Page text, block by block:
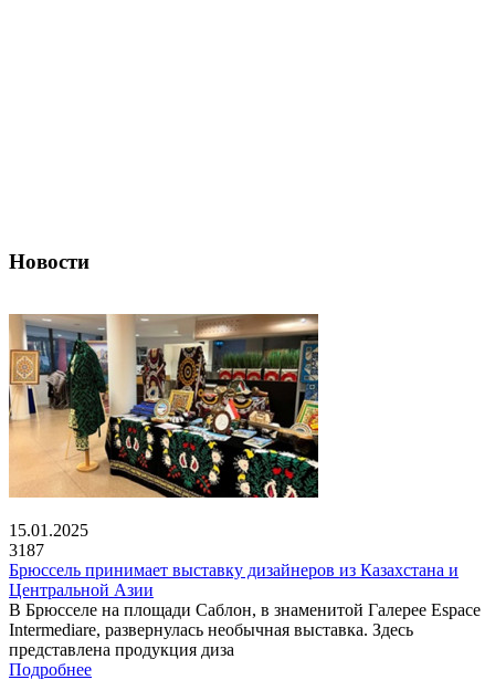
Новости
15.01.2025
3187
Брюссель принимает выставку дизайнеров из Казахстана и
Центральной Азии
В Брюсселе на площади Саблон, в знаменитой Галерее Espace
Intermediare, развернулась необычная выставка. Здесь
представлена продукция диза
Подробнее